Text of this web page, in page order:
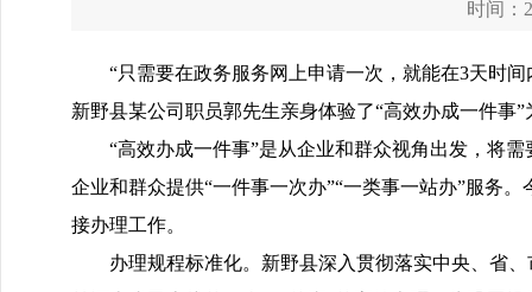
时间：
“只需要在政务服务网上申请一次，就能在3天时
新野县某公司职员郭先生亲身体验了“高效办成一件事
“高效办成一件事”是从企业和群众视角出发，将
企业和群众提供“一件事一次办”“一类事一站办”服务
接办理工作。
办理规程标准化。新野县深入贯彻落实中央、省